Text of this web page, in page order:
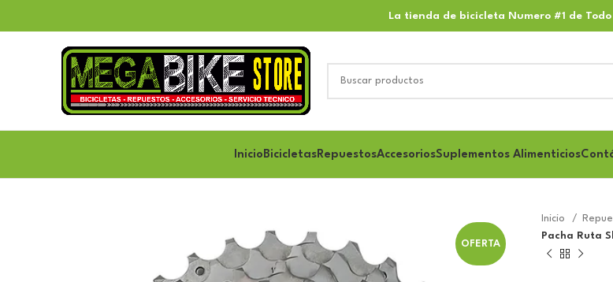
La tienda de bicicleta Numero #1 de
Inicio BicicletasRepuestosAccesoriosSuplementos Alimenticios
OFERTA
Inicio
Pacha Ruta